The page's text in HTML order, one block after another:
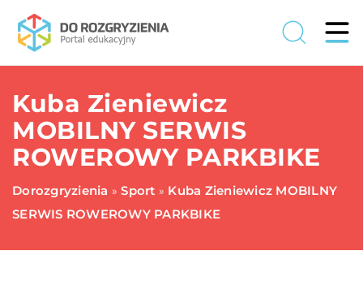
Kuba Zieniewicz
MOBILNY SERWIS
ROWEROWY PARKBIKE
Dorozgryzienia »Sport » Kuba Zieniewicz MOBILNY
SERWIS ROWEROWY PARKBIKE